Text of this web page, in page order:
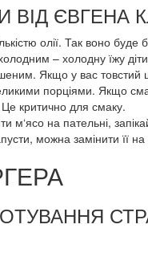
ВІД ЄВГЕНА
олії. Так воно
– холодну їжу
Якщо у вас
порціями. Якщо
критично для смаку.
на пательні,
можна замінити її